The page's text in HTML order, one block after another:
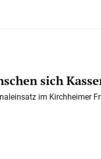
sich
im Kirchheimer